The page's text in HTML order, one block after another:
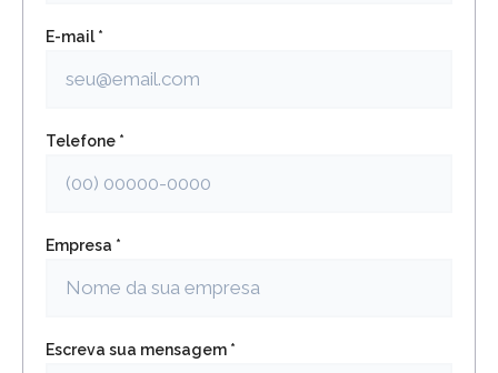
E-mail *
Telefone *
Empresa *
Escreva sua mensagem *